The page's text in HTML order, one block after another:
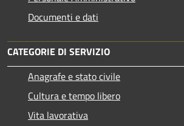
Documenti e dati
CATEGORIE DI SERVIZIO
Anagrafe e stato civile
Cultura e tempo libero
Vita lavorativa